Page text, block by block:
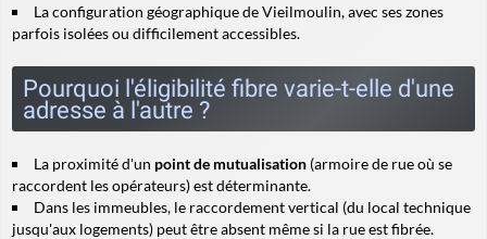
La configuration géographique de Vieilmoulin, avec ses zones
parfois isolées ou difficilement accessibles.
Pourquoi l'éligibilité fibre varie-t-elle d'une
adresse à l'autre ?
La proximité d'un point de mutualisation (armoire de rue où se
raccordent les opérateurs) est déterminante.
Dans les immeubles, le raccordement vertical (du local technique
jusqu'aux logements) peut être absent même si la rue est fibrée.